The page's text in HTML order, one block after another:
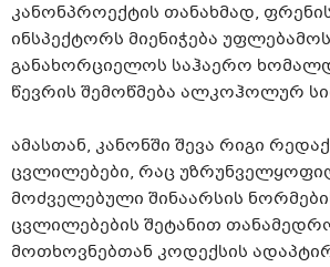
კანონპროექტის თანახმად,
ინსპექტორს მიენიჭება
განახორციელოს საჰაერო
წევრის შემოწმება ალკოჰოლურ
ამასთან, კანონში შევა რიგი
ცვლილებები, რაც
მოძველებული შინაარსის
ცვლილებების შეტანით
მოთხოვნებთან კოდექსის